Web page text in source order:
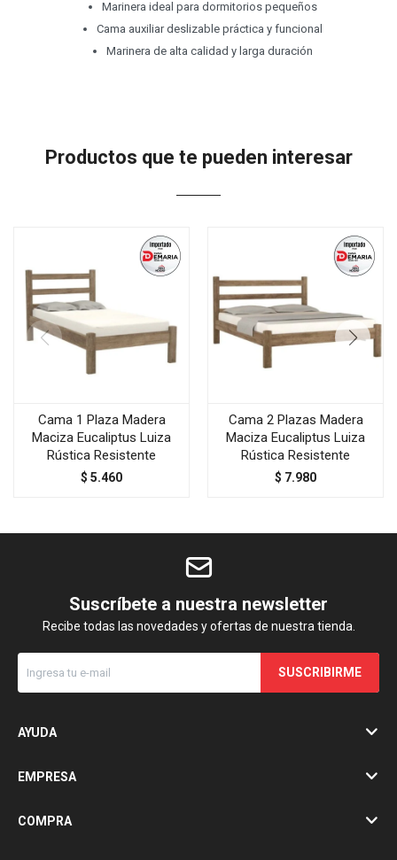
Marinera ideal para dormitorios pequeños
Cama auxiliar deslizable práctica y funcional
Marinera de alta calidad y larga duración
Productos que te pueden interesar
Cama 1 Plaza Madera
Maciza Eucaliptus Luiza
Rústica Resistente
$ 5.460
Cama 2 Plazas Madera
Maciza Eucaliptus Luiza
Rústica Resistente
$ 7.980
Suscríbete a nuestra newsletter
Recibe todas las novedades y ofertas de nuestra tienda.
SUSCRIBIRME
AYUDA
EMPRESA
COMPRA